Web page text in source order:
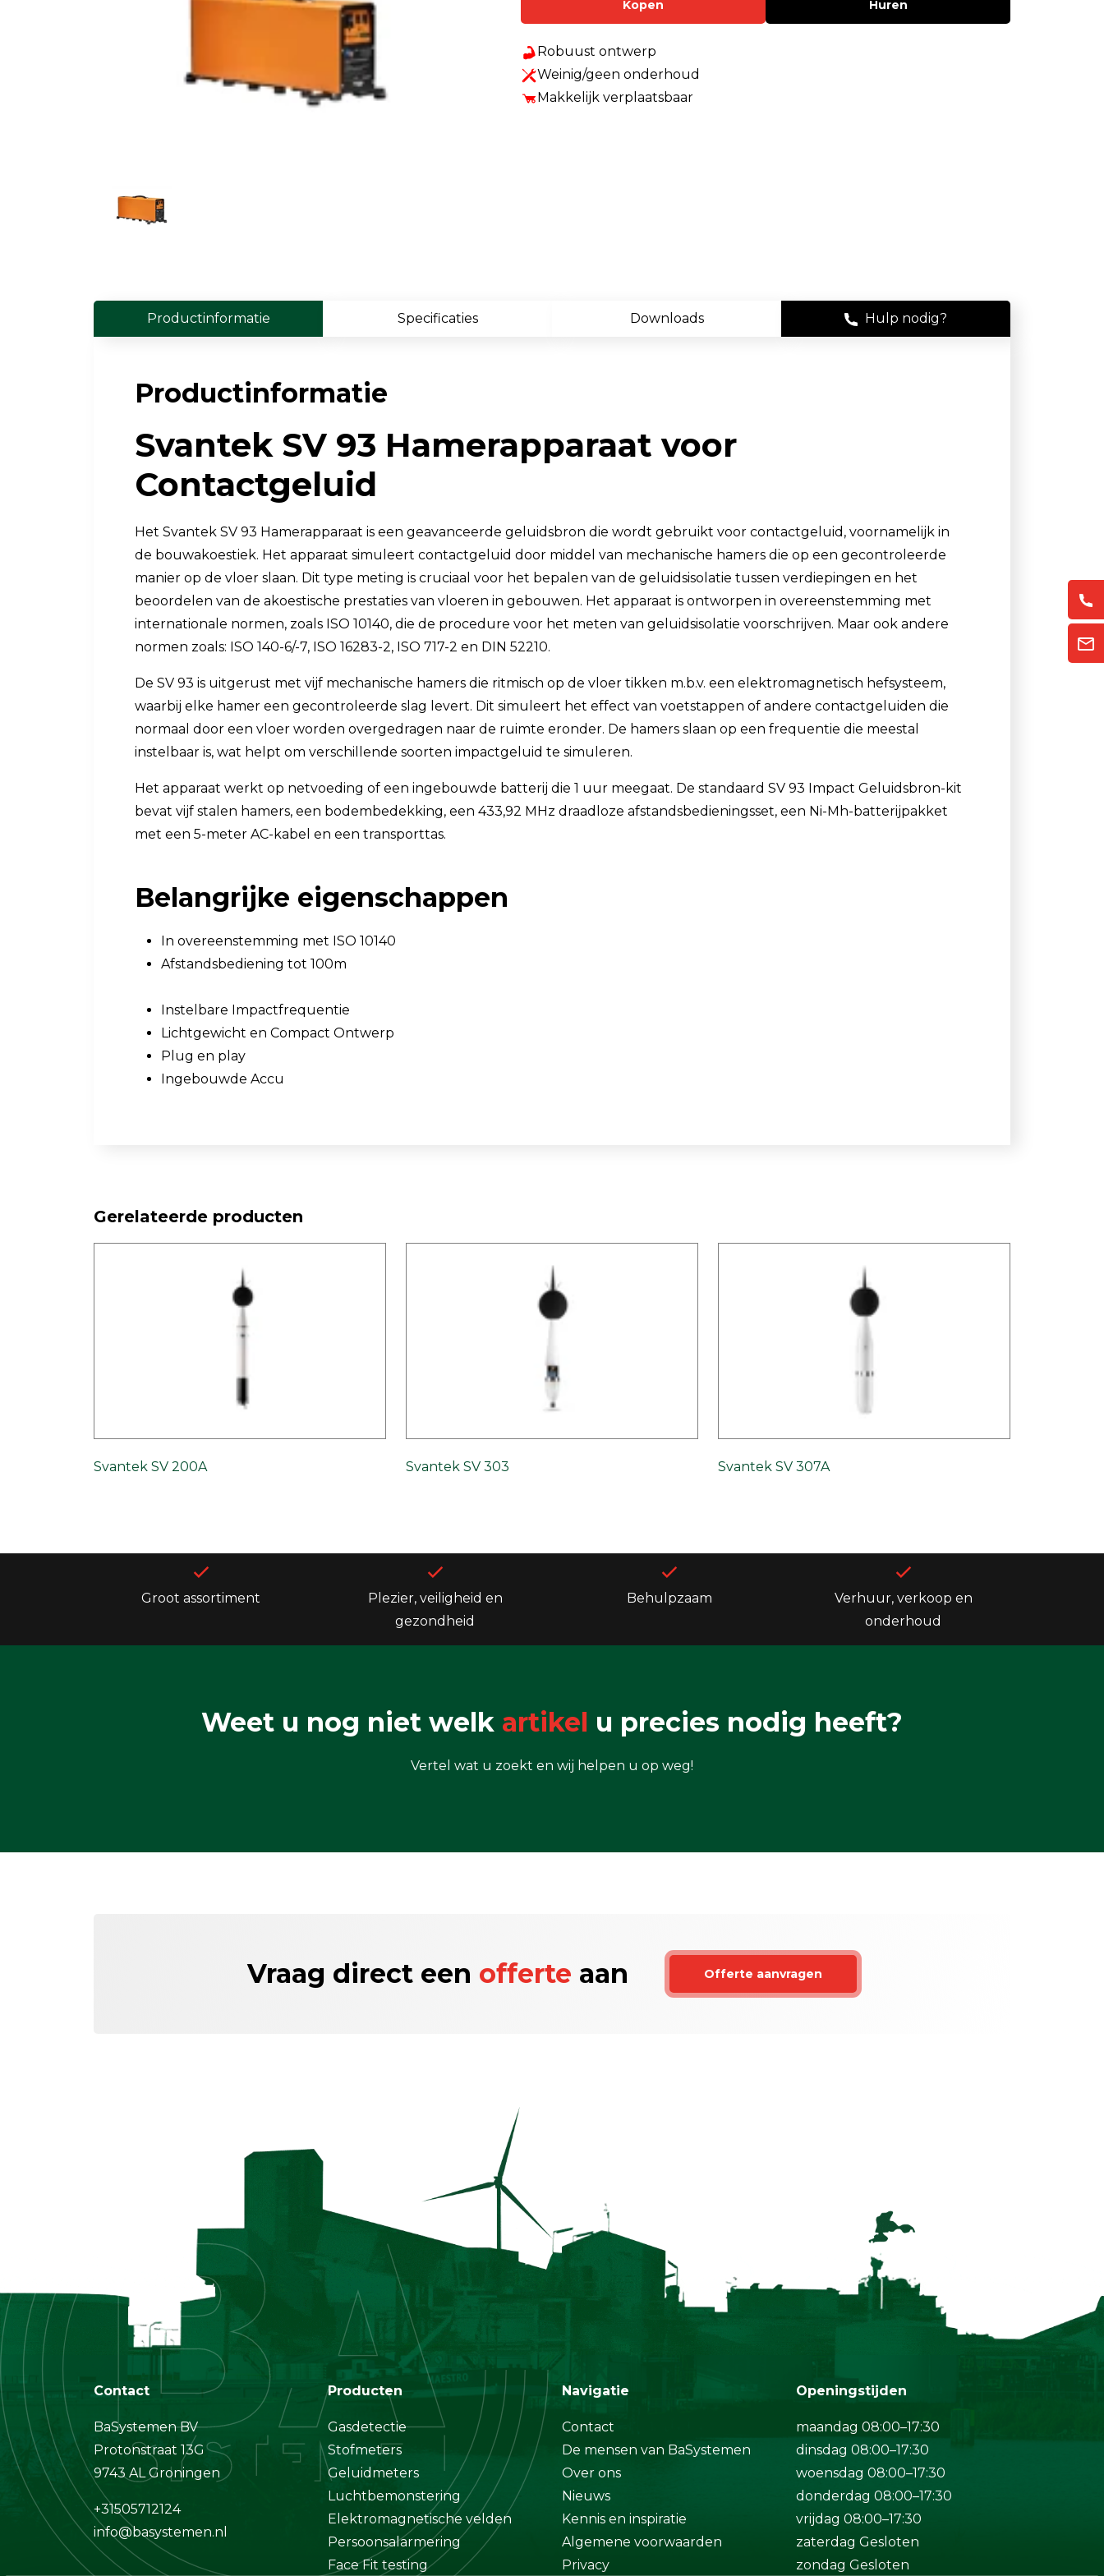
Toebehoren
Geluidsdosismeters
Akoestische camera's
Luchtkwaliteit
Toebehoren
Meervoudige gasdetectie
Verplaatsbare gasdetectie
Binnenklimaatmeter
Stof
Flowkalibratie
Huren
Kopen
Robuust ontwerp
Weinig/geen onderhoud
Makkelijk verplaatsbaar
Productinformatie Specificaties Downloads Hulp nodig?
Productinformatie
Svantek SV 93 Hamerapparaat voor
Contactgeluid
Het Svantek SV 93 Hamerapparaat is een geavanceerde geluidsbron die wordt gebruikt voor contactgeluid, voornamelijk in
de bouwakoestiek. Het apparaat simuleert contactgeluid door middel van mechanische hamers die op een gecontroleerde
manier op de vloer slaan. Dit type meting is cruciaal voor het bepalen van de geluidsisolatie tussen verdiepingen en het
beoordelen van de akoestische prestaties van vloeren in gebouwen. Het apparaat is ontworpen in overeenstemming met
internationale normen, zoals ISO 10140, die de procedure voor het meten van geluidsisolatie voorschrijven. Maar ook andere
normen zoals: ISO 140-6/-7, ISO 16283-2, ISO 717-2 en DIN 52210.
De SV 93 is uitgerust met vijf mechanische hamers die ritmisch op de vloer tikken m.b.v. een elektromagnetisch hefsysteem,
waarbij elke hamer een gecontroleerde slag levert. Dit simuleert het effect van voetstappen of andere contactgeluiden die
normaal door een vloer worden overgedragen naar de ruimte eronder. De hamers slaan op een frequentie die meestal
instelbaar is, wat helpt om verschillende soorten impactgeluid te simuleren.
Het apparaat werkt op netvoeding of een ingebouwde batterij die 1 uur meegaat. De standaard SV 93 Impact Geluidsbron-kit
bevat vijf stalen hamers, een bodembedekking, een 433,92 MHz draadloze afstandsbedieningsset, een Ni-Mh-batterijpakket
met een 5-meter AC-kabel en een transporttas.
Belangrijke eigenschappen
In overeenstemming met ISO 10140
Afstandsbediening tot 100m
Instelbare Impactfrequentie
Lichtgewicht en Compact Ontwerp
Plug en play
Ingebouwde Accu
Gerelateerde producten
Svantek SV 200A Svantek SV 303 Svantek SV 307A
Groot assortiment
Plezier, veiligheid en
gezondheid
Behulpzaam
Verhuur, verkoop en
onderhoud
Weet u nog niet welk artikel u precies nodig heeft?
Vertel wat u zoekt en wij helpen u op weg!
Vraag direct een offerte aan Offerte aanvragen
Contact
BaSystemen BV
Protonstraat 13G
9743 AL Groningen
+31505712124
info@basystemen.nl
Producten
Gasdetectie
Stofmeters
Geluidmeters
Luchtbemonstering
Elektromagnetische velden
Persoonsalarmering
Face Fit testing
Navigatie
Contact
De mensen van BaSystemen
Over ons
Nieuws
Kennis en inspiratie
Algemene voorwaarden
Privacy
Openingstijden
maandag 08:00–17:30
dinsdag 08:00–17:30
woensdag 08:00–17:30
donderdag 08:00–17:30
vrijdag 08:00–17:30
zaterdag Gesloten
zondag Gesloten